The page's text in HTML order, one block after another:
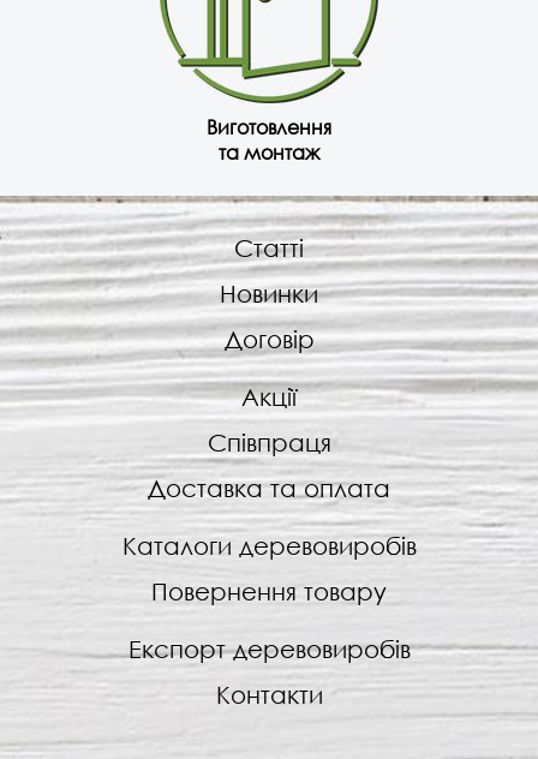
Виготовлення
та монтаж
Статті
Новинки
Договір
Акції
Співпраця
Доставка та оплата
Каталоги деревовиробів
Повернення товару
Експорт деревовиробів
Контакти